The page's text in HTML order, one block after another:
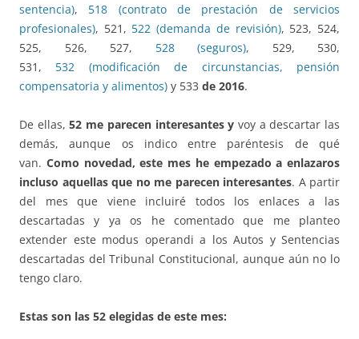
sentencia), 518 (contrato de prestación de servicios
profesionales), 521, 522 (demanda de revisión), 523, 524,
525, 526, 527, 528 (seguros), 529, 530,
531, 532 (modificación de circunstancias, pensión
compensatoria y alimentos) y 533 de 2016.
De ellas, 52 me parecen interesantes y voy a descartar las
demás, aunque os indico entre paréntesis de qué
van. Como novedad, este mes he empezado a enlazaros
incluso aquellas que no me parecen interesantes. A partir
del mes que viene incluiré todos los enlaces a las
descartadas y ya os he comentado que me planteo
extender este modus operandi a los Autos y Sentencias
descartadas del Tribunal Constitucional, aunque aún no lo
tengo claro.
Estas son las 52 elegidas de este mes: